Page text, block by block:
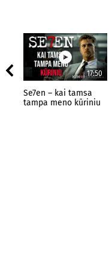
17:50
Se7en – kai tamsa
tampa meno kūriniu